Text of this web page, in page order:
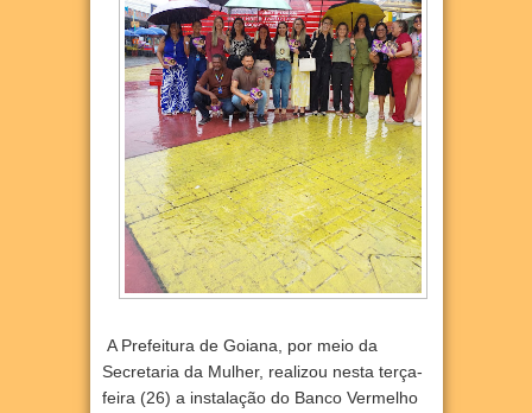
A Prefeitura de Goiana, por meio da
Secretaria da Mulher, realizou nesta terça-
feira (26) a instalação do Banco Vermelho